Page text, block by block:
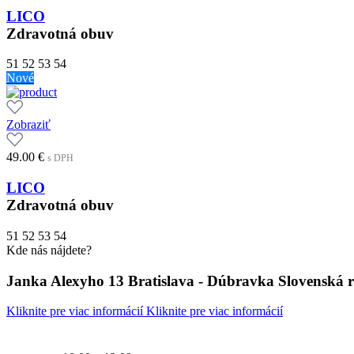
LICO
Zdravotná obuv
51 52 53 54
Nové
Zobraziť
49.00 € s DPH
LICO
Zdravotná obuv
51 52 53 54
Kde nás nájdete?
Janka Alexyho 13 Bratislava - Dúbravka Slovenská
Kliknite pre viac informáciíKliknite pre viac informácií